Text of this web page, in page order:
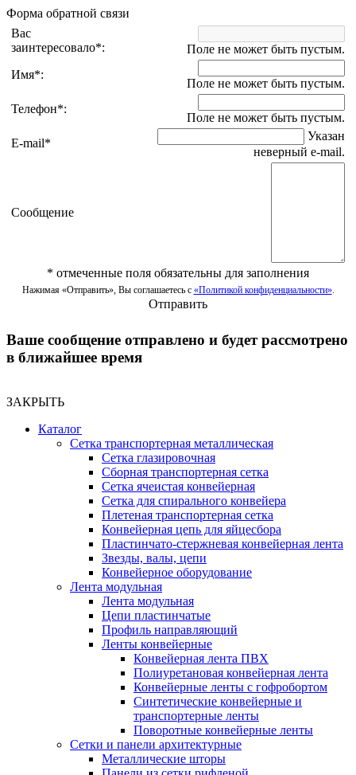
Форма обратной связи
Вас
заинтересовало*:
Поле не может быть пустым.
Имя*:
Поле не может быть пустым.
Телефон*:
Поле не может быть пустым.
E-mail*
Указан
неверный e-mail.
Сообщение
* отмеченные поля обязательны для заполнения
Нажимая «Отправить», Вы соглашаетесь с «Политикой конфиденциальности».
Отправить
Ваше сообщение отправлено и будет рассмотрено
в ближайшее время
ЗАКРЫТЬ
Каталог
Сетка транспортерная металлическая
Сетка глазировочная
Сборная транспортерная сетка
Сетка ячеистая конвейерная
Сетка для спирального конвейера
Плетеная транспортерная сетка
Конвейерная цепь для яйцесбора
Пластинчато-стержневая конвейерная лента
Звезды, валы, цепи
Конвейерное оборудование
Лента модульная
Лента модульная
Цепи пластинчатые
Профиль направляющий
Ленты конвейерные
Конвейерная лента ПВХ
Полиуретановая конвейерная лента
Конвейерные ленты с гофробортом
Синтетические конвейерные и
транспортерные ленты
Поворотные конвейерные ленты
Cетки и панели архитектурные
Металлические шторы